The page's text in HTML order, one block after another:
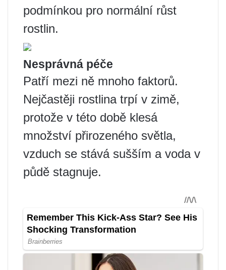
podmínkou pro normální růst
rostlin.
Nesprávná péče
Patří mezi ně mnoho faktorů.
Nejčastěji rostlina trpí v zimě,
protože v této době klesá
množství přirozeného světla,
vzduch se stává sušším a voda v
půdě stagnuje.